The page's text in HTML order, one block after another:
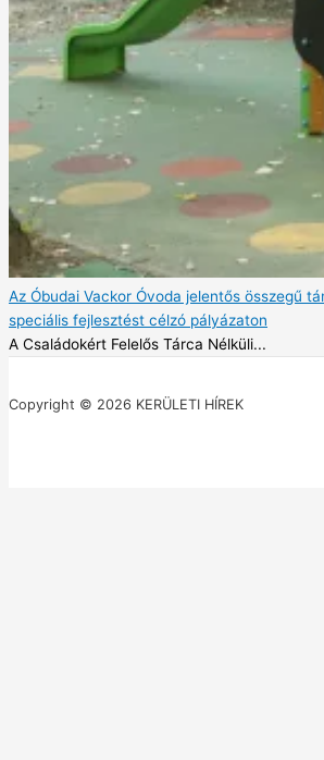
Az Óbudai Vackor Óvoda jelentős összegű
speciális fejlesztést célzó pályázaton
A Családokért Felelős Tárca Nélküli...
Copyright © 2026 KERÜLETI HÍREK